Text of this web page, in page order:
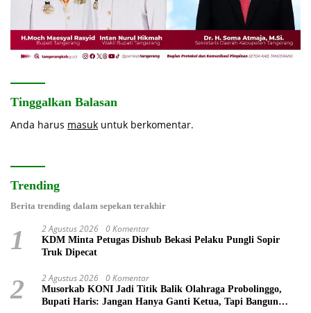
Tinggalkan Balasan
Anda harus masuk untuk berkomentar.
Trending
Berita trending dalam sepekan terakhir
1 2 Agustus 2026 0 Komentar
KDM Minta Petugas Dishub Bekasi Pelaku Pungli Sopir
Truk Dipecat
2 2 Agustus 2026 0 Komentar
Musorkab KONI Jadi Titik Balik Olahraga Probolinggo,
Bupati Haris: Jangan Hanya Ganti Ketua, Tapi Bangun